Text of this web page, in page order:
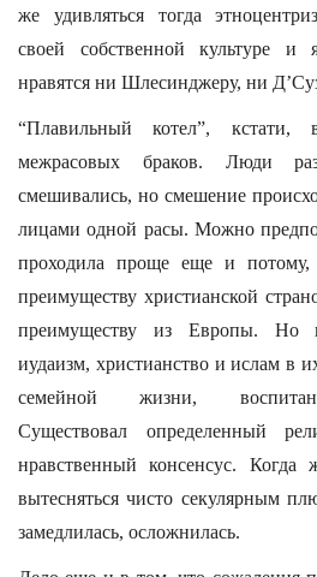
же удивляться тогда
своей собственной культуре и
нравятся ни Шлесинджеру, ни
“Плавильный котел”, кстати,
межрасовых браков. Люди
смешивались, но смешение
лицами одной расы. Можно
проходила проще еще и
преимуществу христианской
преимуществу из Европы. Но
иудаизм, христианство и ислам в
семейной жизни,
Существовал определенный
нравственный консенсус. Когда
вытесняться чисто секулярным
замедлилась, осложнилась.